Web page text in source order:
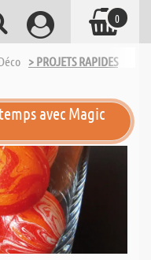
> PROJETS RAPIDES
avec Magic
0